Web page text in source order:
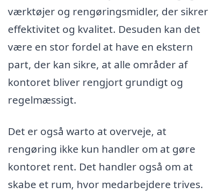
værktøjer og rengøringsmidler, der sikrer
effektivitet og kvalitet. Desuden kan det
være en stor fordel at have en ekstern
part, der kan sikre, at alle områder af
kontoret bliver rengjort grundigt og
regelmæssigt.
Det er også warto at overveje, at
rengøring ikke kun handler om at gøre
kontoret rent. Det handler også om at
skabe et rum, hvor medarbejdere trives.